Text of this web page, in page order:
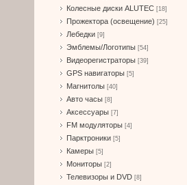
Колесные диски ALUTEC [18]
Прожектора (освещение) [25]
Лебедки [9]
Эмблемы/Логотипы [54]
Видеорегистраторы [39]
GPS навигаторы [5]
Магнитолы [40]
Авто часы [8]
Аксессуары [7]
FM модуляторы [4]
Парктроники [5]
Камеры [5]
Мониторы [2]
Телевизоры и DVD [8]